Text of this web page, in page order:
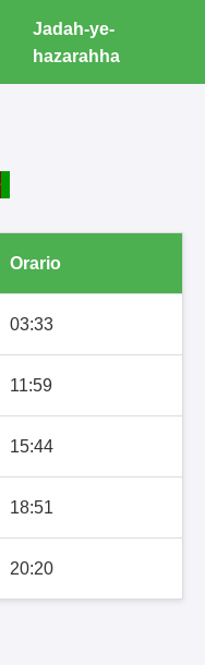
Jadah-ye-
hazarahha
Orario
03:33
11:59
15:44
18:51
20:20